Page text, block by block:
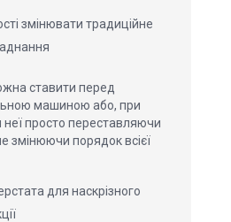
змінювати традиційне
ставити перед
машиною або, при
неї просто переставляючи
змінюючи порядок всієї
для наскрізного